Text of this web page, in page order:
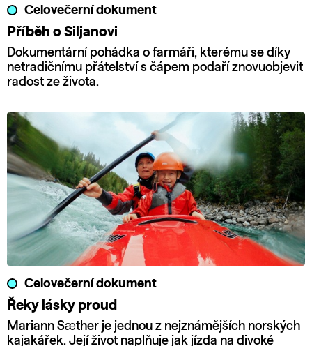
Celovečerní dokument
Příběh o Siljanovi
Dokumentární pohádka o farmáři, kterému se díky
netradičnímu přátelství s čápem podaří znovuobjevit
radost ze života.
Celovečerní dokument
Řeky lásky proud
Mariann Sæther je jednou z nejznámějších norských
kajakářek. Její život naplňuje jak jízda na divoké